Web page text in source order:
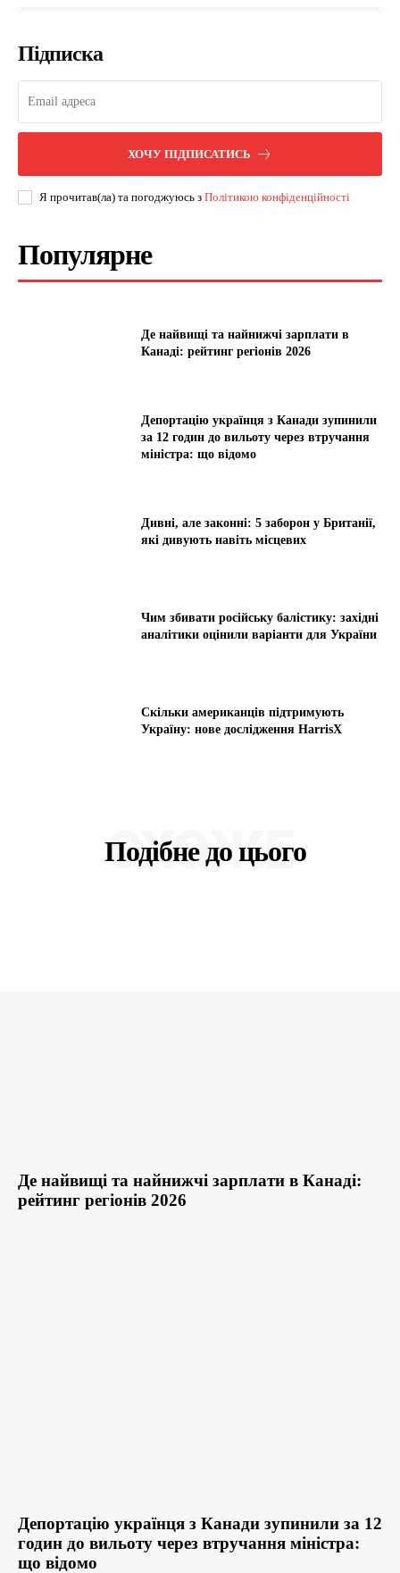
Підписка
ХОЧУ ПІДПИСАТИСЬ
Я прочитав(ла) та погоджуюсь з Політикою конфіденційності
Популярне
Де найвищі та найнижчі зарплати в
Канаді: рейтинг регіонів 2026
Депортацію українця з Канади зупинили
за 12 годин до вильоту через втручання
міністра: що відомо
Дивні, але законні: 5 заборон у Британії,
які дивують навіть місцевих
Чим збивати російську балістику: західні
аналітики оцінили варіанти для України
Скільки американців підтримують
Україну: нове дослідження HarrisX
Подібне до цього
СХОЖЕ
Де найвищі та найнижчі зарплати в Канаді:
рейтинг регіонів 2026
Депортацію українця з Канади зупинили за 12
годин до вильоту через втручання міністра:
що відомо